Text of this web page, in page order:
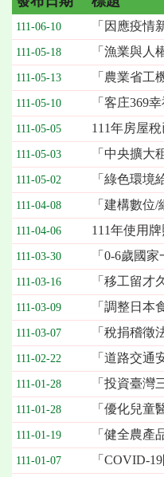
111-06-10 「因應疫情
111-05-18 「漁業與人
111-05-13 「農業省工
111-05-10 「客庄369
111-05-05 111年房屋
111-05-03 「中央擴大
111-05-02 「綠色環境
111-04-08 「建構數位
111-04-06 111年使用
111-03-30 「0-6歲國
111-03-16 「移工留才
111-03-09 「調整日本
111-03-07 「稅捐稽徵
111-02-22 「道路交通
111-01-28 「投資臺灣
111-01-28 「優化兒童
111-01-19 「健全農產
111-01-07 「COVID-